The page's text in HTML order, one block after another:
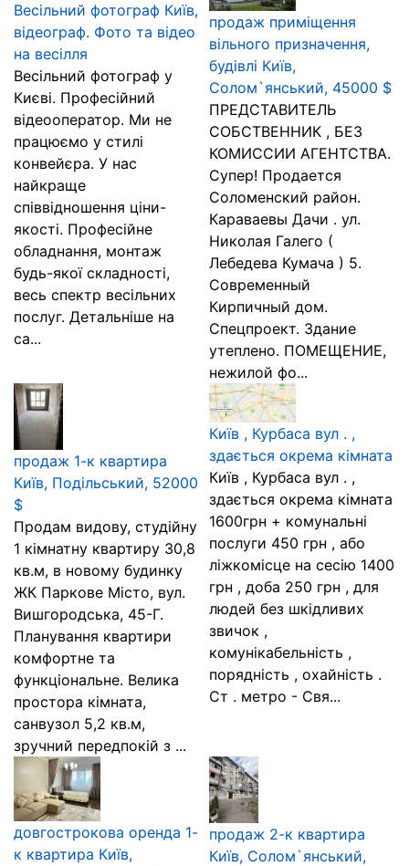
Весільний фотограф Київ,
відеограф. Фото та відео
на весілля
Весільний фотограф у
Києві. Професійний
відеооператор. Ми не
працюємо у стилі
конвейєра. У нас
найкраще
співвідношення ціни-
якості. Професійне
обладнання, монтаж
будь-якої складності,
весь спектр весільних
послуг. Детальніше на
са...
продаж приміщення
вільного призначення,
будівлі Київ,
Солом`янський, 45000 $
ПРЕДСТАВИТЕЛЬ
СОБСТВЕННИК , БЕЗ
КОМИССИИ АГЕНТСТВА.
Супер! Продается
Соломенский район.
Караваевы Дачи . ул.
Николая Галего (
Лебедева Кумача ) 5.
Современный
Кирпичный дом.
Спецпроект. Здание
утеплено. ПОМЕЩЕНИЕ,
нежилой фо...
продаж 1-к квартира
Київ, Подільський, 52000
$
Продам видову, студійну
1 кімнатну квартиру 30,8
кв.м, в новому будинку
ЖК Паркове Місто, вул.
Вишгородська, 45-Г.
Планування квартири
комфортне та
функціональне. Велика
простора кімната,
санвузол 5,2 кв.м,
зручний передпокій з ...
Київ , Курбаса вул . ,
здається окрема кімната
Київ , Курбаса вул . ,
здається окрема кімната
1600грн + комунальні
послуги 450 грн , або
ліжкомісце на сесію 1400
грн , доба 250 грн , для
людей без шкідливих
звичок ,
комунікабельність ,
порядність , охайність .
Ст . метро - Свя...
довгострокова оренда 1-
к квартира Київ,
продаж 2-к квартира
Київ, Солом`янський,